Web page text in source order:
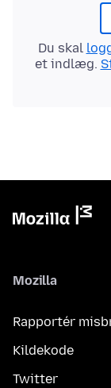
Du skal
et indlæg.
Mozilla
Rapportér
Kildekode
Twitter